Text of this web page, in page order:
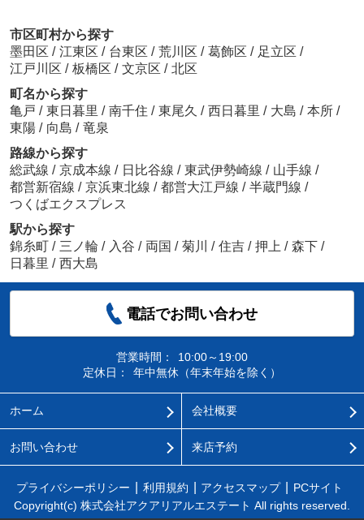
市区町村から探す
墨田区 / 江東区 / 台東区 / 荒川区 / 葛飾区 / 足立区 /
江戸川区 / 板橋区 / 文京区 / 北区
町名から探す
亀戸 / 東日暮里 / 南千住 / 東尾久 / 西日暮里 / 大島 / 本所 /
東陽 / 向島 / 竜泉
路線から探す
総武線 / 京成本線 / 日比谷線 / 東武伊勢崎線 / 山手線 /
都営新宿線 / 京浜東北線 / 都営大江戸線 / 半蔵門線 /
つくばエクスプレス
駅から探す
錦糸町 / 三ノ輪 / 入谷 / 両国 / 菊川 / 住吉 / 押上 / 森下 /
日暮里 / 西大島
電話でお問い合わせ
営業時間：
10:00～19:00
定休日：
年中無休（年末年始を除く）
ホーム 会社概要
お問い合わせ 来店予約
プライバシーポリシー 利用規約 アクセスマップ
PCサイト
Copyright(c) 株式会社アクアリアルエステート All rights reserved.